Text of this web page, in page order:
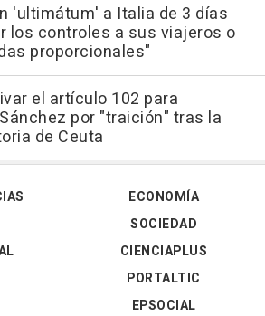
'ultimátum' a Italia de 3 días
los controles a sus viajeros o
proporcionales"
el artículo 102 para
por "traición" tras la
de Ceuta
ECONOMÍA
SOCIEDAD
CIENCIAPLUS
PORTALTIC
EPSOCIAL